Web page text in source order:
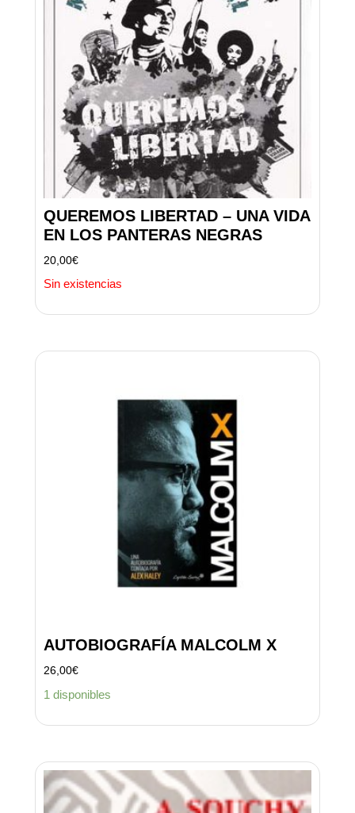
QUEREMOS LIBERTAD – UNA VIDA
EN LOS PANTERAS NEGRAS
20,00€
Sin existencias
AUTOBIOGRAFÍA MALCOLM X
26,00€
1 disponibles